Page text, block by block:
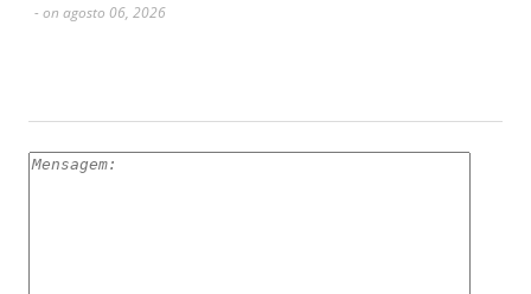
- on agosto 06, 2026